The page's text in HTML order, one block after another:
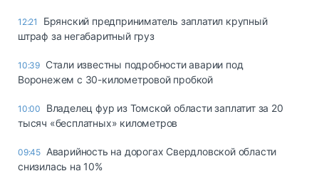
12:21
Брянский предприниматель заплатил крупный
штраф за негабаритный груз
10:39 Стали известны подробности аварии под
Воронежем с 30-километровой пробкой
10:00
Владелец фур из Томской области заплатит за 20
тысяч «бесплатных» километров
09:45 Аварийность на дорогах Свердловской области
снизилась на 10%